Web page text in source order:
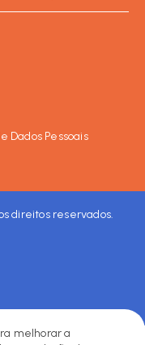
Dados Pessoais
direitos reservados.
melhorar a